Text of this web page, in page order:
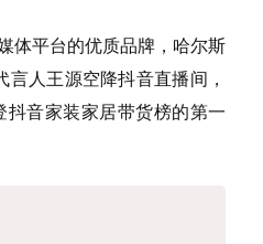
平台的优质品牌，哈尔斯
人王源空降抖音直播间，
音家装家居带货榜的第一